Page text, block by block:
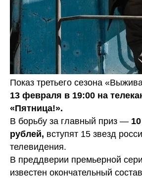
Показ третьего сезона
13 февраля в 19:00 на
«Пятница!».
В борьбу за главный приз —
рублей, вступят 15 звезд
телевидения.
В преддверии премьерной
известен окончательный